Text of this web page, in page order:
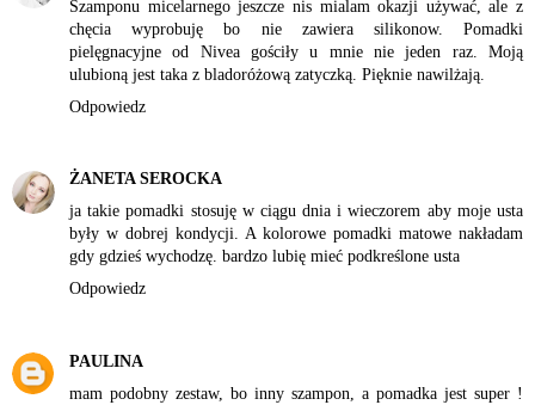
Szamponu micelarnego jeszcze nis mialam okazji używać, ale z
chęcia wyprobuję bo nie zawiera silikonow. Pomadki
pielęgnacyjne od Nivea gościły u mnie nie jeden raz. Moją
ulubioną jest taka z bladoróżową zatyczką. Pięknie nawilżają.
Odpowiedz
ŻANETA SEROCKA
ja takie pomadki stosuję w ciągu dnia i wieczorem aby moje usta
były w dobrej kondycji. A kolorowe pomadki matowe nakładam
gdy gdzieś wychodzę. bardzo lubię mieć podkreślone usta
Odpowiedz
PAULINA
mam podobny zestaw, bo inny szampon, a pomadka jest super !